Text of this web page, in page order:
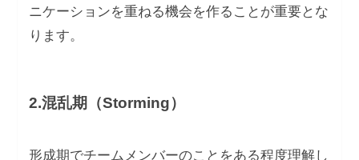
ニケーションを重ねる機会を作ることが重要とな
ります。
2.混乱期（Storming）
形成期でチームメンバーのことをある程度理解し